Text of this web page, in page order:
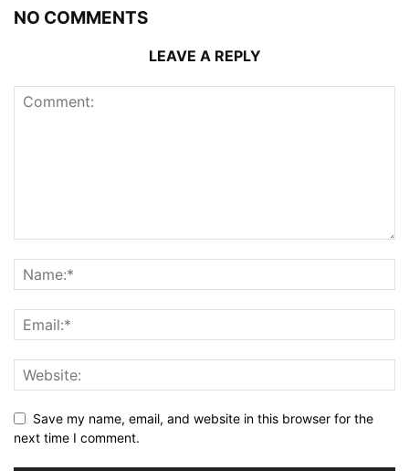
NO COMMENTS
LEAVE A REPLY
Save my name, email, and website in this browser for the
next time I comment.